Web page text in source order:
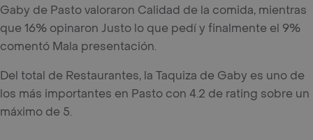
Gaby de Pasto valoraron Calidad de la comida, mientras
que 16% opinaron Justo lo que pedí y finalmente el 9%
comentó Mala presentación.
Del total de Restaurantes, la Taquiza de Gaby es uno de
los más importantes en Pasto con 4.2 de rating sobre un
máximo de 5.